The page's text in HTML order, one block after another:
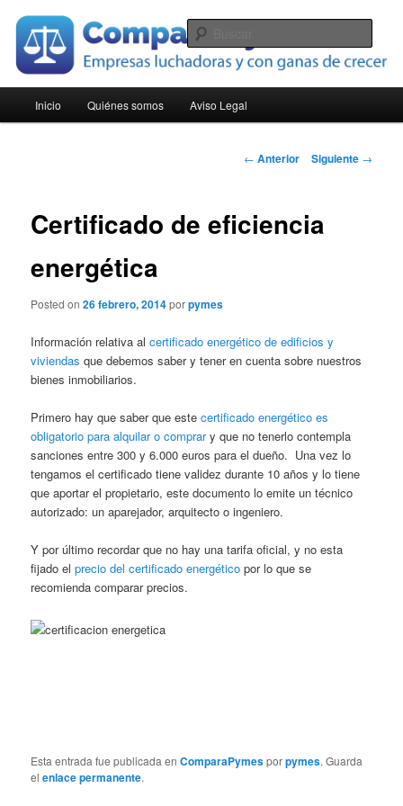
contenido
principalCompara Pymes
principal
Inicio Quiénes somos Aviso Legal
Navegación
← Anterior Siguiente →
Certificado de eficiencia
energética
Posted on26 febrero, 2014porpymes
Información relativa al certificado energético de edificios y
viviendas que debemos saber y tener en cuenta sobre nuestros
bienes inmobiliarios.
Primero hay que saber que estecertificado energético es
obligatorio para alquilar o comprary que no tenerlo contempla
sanciones entre 300 y 6.000 euros para el dueño. Una vez lo
tengamos el certificado tiene validez durante 10 años y lo tiene
que aportar el propietario, este documento lo emite un técnico
autorizado: un aparejador, arquitecto o ingeniero.
Y por último recordar que no hay una tarifa oficial, y no esta
fijado elprecio del certificado energético por lo que se
recomienda comparar precios.
Esta entrada fue publicada enComparaPymesporpymes. Guarda
elenlace permanente.